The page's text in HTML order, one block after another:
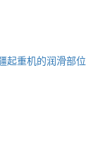
重机的润滑